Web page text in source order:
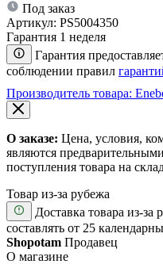
Под заказ
Артикул: PS5004350
Гарантия 1 неделя
Гарантия
соблюдении правил
Производитель товара:
О заказе: Цена, условия,
являются
поступления товара на
Товар из-за рубежа
Доставка товара из-
составлять от 25
Shopotam Продавец
О магазине